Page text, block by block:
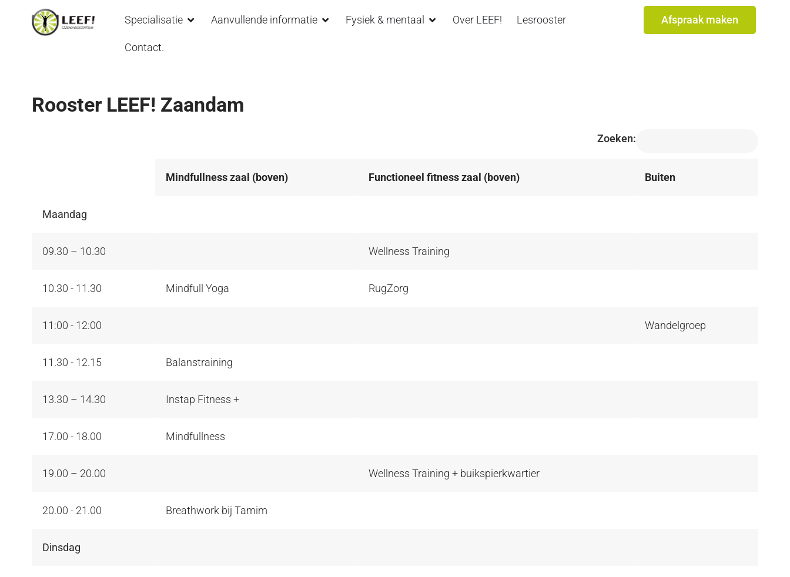
Specialisatie Aanvullende informatie Fysiek & mentaal Over LEEF! Lesrooster
Contact.
Afspraak maken
Rooster LEEF! Zaandam
Zoeken:
Mindfullness zaal (boven) Functioneel fitness zaal (boven) Buiten
Maandag
09.30 – 10.30 Wellness Training
10.30 - 11.30 Mindfull Yoga RugZorg
11:00 - 12:00 Wandelgroep
11.30 - 12.15 Balanstraining
13.30 – 14.30 Instap Fitness +
17.00 - 18.00 Mindfullness
19.00 – 20.00 Wellness Training + buikspierkwartier
20.00 - 21.00 Breathwork bij Tamim
Dinsdag